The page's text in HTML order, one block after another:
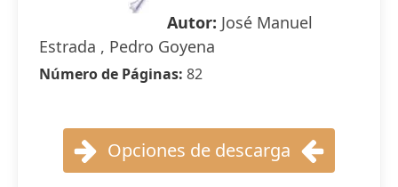
Autor: José Manuel
Estrada , Pedro Goyena
Número de Páginas: 82
Opciones de descarga